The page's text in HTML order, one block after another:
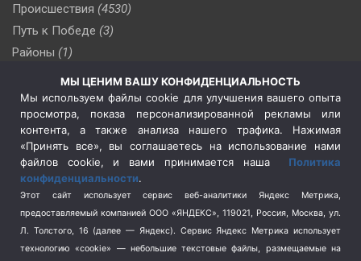
Происшествия (4530)
Путь к Победе (3)
Районы (1)
(510)
Сельское хозяйство (3)
Социальная политика
(3)
Спецоперация в Украине
Спецоперация на Украине
(404)
Спорт (740)
Терроризм (1)
Транспорт (262)
МЫ ЦЕНИМ ВАШУ КОНФИДЕНЦИАЛЬНОСТЬ
Мы используем файлы cookie для улучшения вашего опыта
просмотра, показа персонализированной рекламы или
контента, а также анализа нашего трафика. Нажимая
«Принять все», вы соглашаетесь на использование нами
файлов cookie, и вами принимается наша Политика
конфиденциальности.
Этот сайт использует сервис веб-аналитики Яндекс Метрика,
предоставляемый компанией ООО «ЯНДЕКС», 119021, Россия, Москва, ул.
Л. Толстого, 16 (далее — Яндекс). Сервис Яндекс Метрика использует
технологию «cookie» — небольшие текстовые файлы, размещаемые на